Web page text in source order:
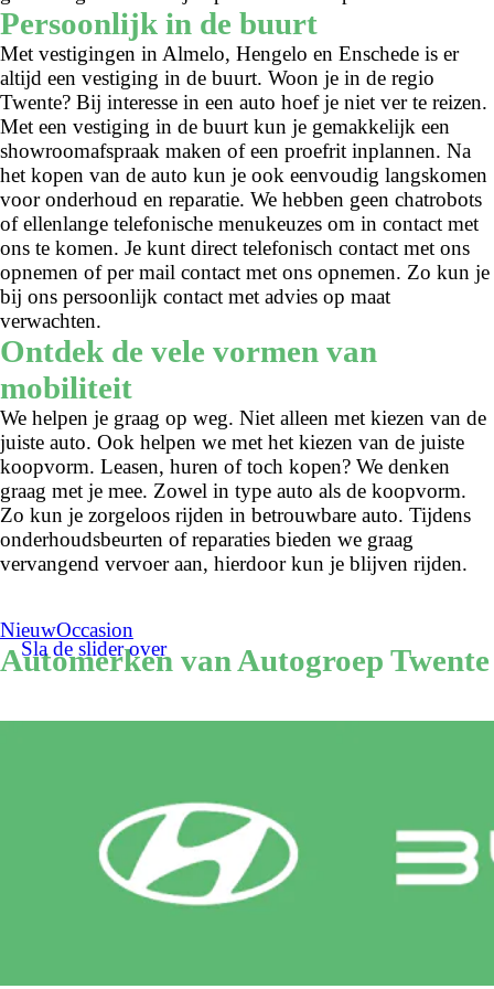
Persoonlijk in de buurt
Met vestigingen in Almelo, Hengelo en Enschede is er
altijd een vestiging in de buurt. Woon je in de regio
Twente? Bij interesse in een auto hoef je niet ver te reizen.
Met een vestiging in de buurt kun je gemakkelijk een
showroomafspraak maken of een proefrit inplannen. Na
het kopen van de auto kun je ook eenvoudig langskomen
voor onderhoud en reparatie. We hebben geen chatrobots
of ellenlange telefonische menukeuzes om in contact met
ons te komen. Je kunt direct telefonisch contact met ons
opnemen of per mail contact met ons opnemen. Zo kun je
bij ons persoonlijk contact met advies op maat
verwachten.
Ontdek de vele vormen van
mobiliteit
We helpen je graag op weg. Niet alleen met kiezen van de
juiste auto. Ook helpen we met het kiezen van de juiste
koopvorm. Leasen, huren of toch kopen? We denken
graag met je mee. Zowel in type auto als de koopvorm.
Zo kun je zorgeloos rijden in betrouwbare auto. Tijdens
onderhoudsbeurten of reparaties bieden we graag
vervangend vervoer aan, hierdoor kun je blijven rijden.
NieuwOccasion
Automerken van Autogroep Twente
Sla de slider over